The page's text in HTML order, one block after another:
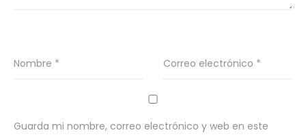
Nombre * Correo electrónico *
Guarda mi nombre, correo electrónico y web en este